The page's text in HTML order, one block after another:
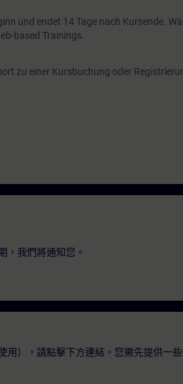
und endet 14 Tage nach Kursende.
based Trainings.
zu einer Kursbuchung oder
，我們將通知您。
用），請點擊下方連結。您需先提供一